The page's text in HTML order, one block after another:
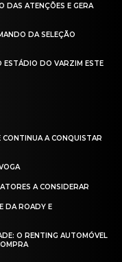
DAS ATENÇÕES E GERA
DA SELEÇÃO
ESTÁDIO DO VARZIM ESTE
A CONQUISTAR
A CONSIDERAR
DA ROADY E
O RENTING AUTOMÓVEL